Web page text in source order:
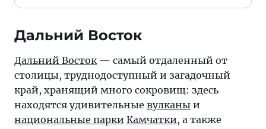
Дальний Восток
Дальний Восток— самый отдаленный от
столицы, труднодоступный и загадочный
край, хранящий много сокровищ: здесь
находятся удивительные вулканы и
национальные парки Камчатки, а также